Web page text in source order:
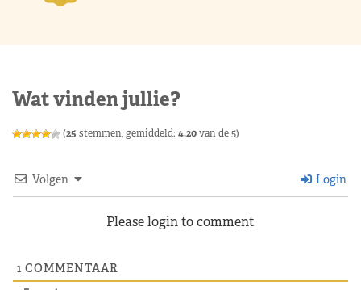
Wat vinden jullie?
(25 stemmen, gemiddeld: 4,20van de 5)
Volgen Login
Please login to comment
1 COMMENTAAR